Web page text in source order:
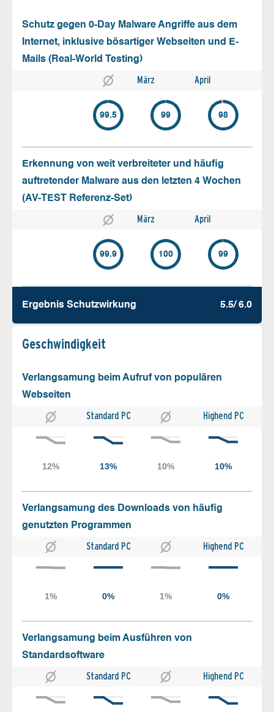
Schutz gegen 0-Day Malware Angriffe aus dem
Internet, inklusive bösartiger Webseiten und E-
Mails (Real-World Testing)
März April
99.5 99 98
Erkennung von weit verbreiteter und häufig
auftretender Malware aus den letzten 4 Wochen
(AV-TEST Referenz-Set)
März April
99.9 100 99
Ergebnis Schutz­wirkung 5.5/ 6.0
Geschw­indigkeit
Verlangsamung beim Aufruf von populären
Webseiten
Standard PC Highend PC
Verlangsamung des Downloads von häufig
genutzten Programmen
Standard PC Highend PC
Verlangsamung beim Ausführen von
Standardsoftware
Standard PC Highend PC